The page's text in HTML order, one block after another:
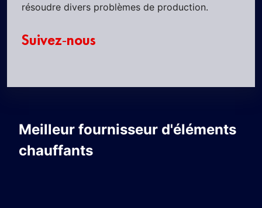
résoudre divers problèmes de production.
Suivez-nous
Meilleur fournisseur d'éléments
chauffants